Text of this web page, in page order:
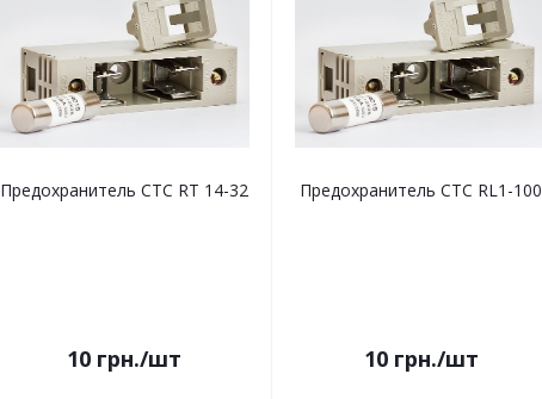
Предохранитель СТС RT 14-32
10грн./шт
Предохранитель СТС RL1-100
10грн./шт